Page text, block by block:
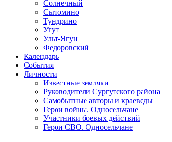
Солнечный
Сытомино
Тундрино
Угут
Ульт-Ягун
Федоровский
Календарь
События
Личности
Известные земляки
Руководители Сургутского района
Самобытные авторы и краеведы
Герои войны. Односельчане
Участники боевых действий
Герои СВО. Односельчане